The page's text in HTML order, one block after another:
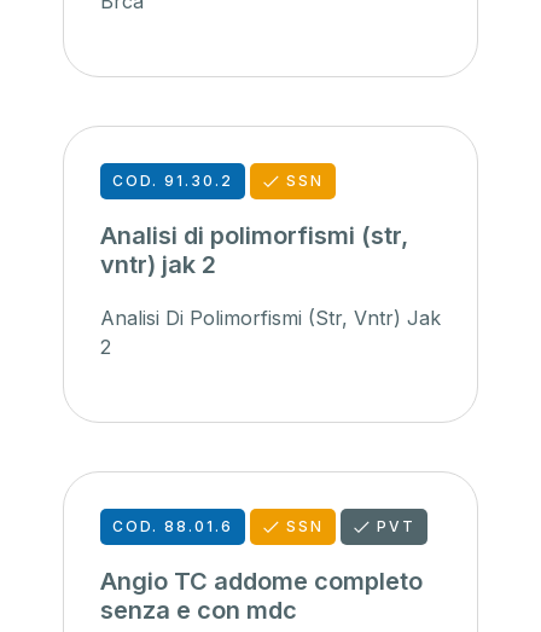
COD. 91.30.2 SSN
Analisi di polimorfismi (str,
vntr) jak 2
Analisi Di Polimorfismi (Str, Vntr) Jak
2
COD. 88.01.6 SSN PVT
Angio TC addome completo
senza e con mdc